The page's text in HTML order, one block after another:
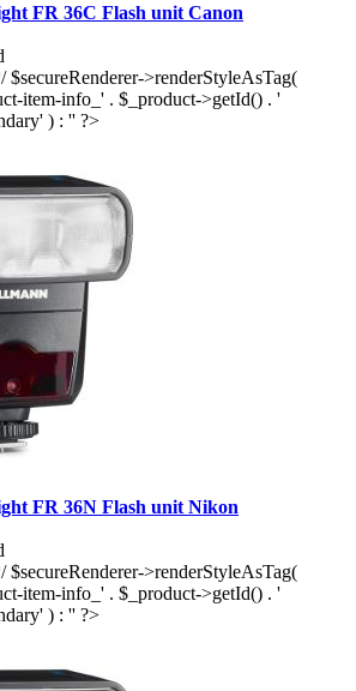
FR 36C Flash unit Canon
$secureRenderer->renderStyleAsTag(
item-info_' . $_product->getId() . '
) : '' ?>
FR 36N Flash unit Nikon
$secureRenderer->renderStyleAsTag(
item-info_' . $_product->getId() . '
) : '' ?>